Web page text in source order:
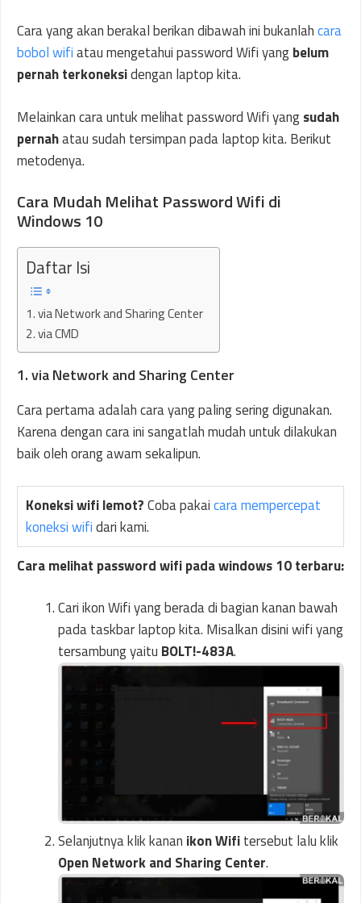
Cara yang akan berakal berikan dibawah ini bukanlahcara
bobol wifiatau mengetahui password Wifi yangbelum
pernah terkoneksidengan laptop kita.
Melainkan cara untuk melihat password Wifi yangsudah
pernahatau sudah tersimpan pada laptop kita. Berikut
metodenya.
Cara Mudah Melihat Password Wifi di
Windows 10
Daftar Isi
1. via Network and Sharing Center
2. via CMD
1. via Network and Sharing Center
Cara pertama adalah cara yang paling sering digunakan.
Karena dengan cara ini sangatlah mudah untuk dilakukan
baik oleh orang awam sekalipun.
Koneksi wifi lemot?Coba pakaicara mempercepat
koneksi wifidari kami.
Cara melihat password wifi pada windows 10 terbaru:
Cari ikon Wifi yang berada di bagian kanan bawah
pada taskbar laptop kita. Misalkan disini wifi yang
tersambung yaitu BOLT!-483A.
Selanjutnya klik kanan ikon Wifitersebut lalu klik
Open Network and Sharing Center.